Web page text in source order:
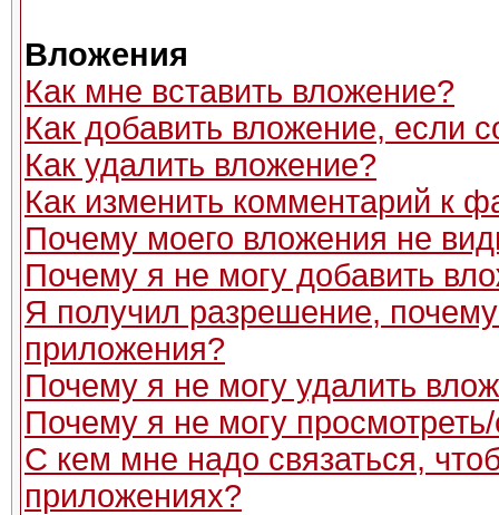
Вложения
Как мне вставить вложение?
Как добавить вложение, если
Как удалить вложение?
Как изменить комментарий к
Почему моего вложения не
Почему я не могу добавить
Я получил разрешение,
приложения?
Почему я не могу удалить
Почему я не могу
С кем мне надо связаться,
приложениях?